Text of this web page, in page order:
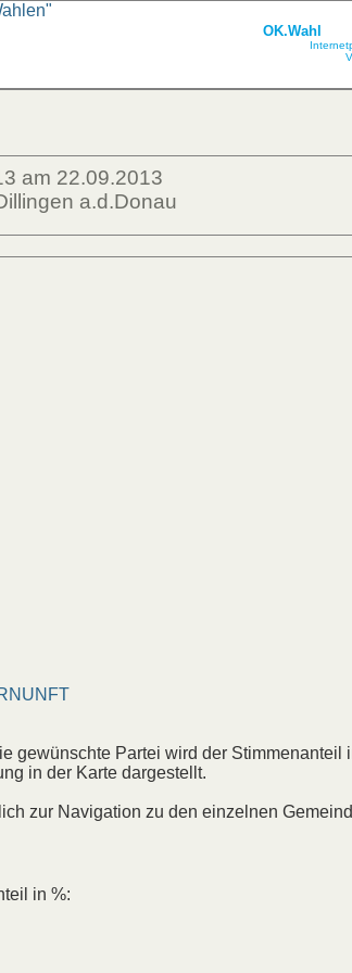
OK.Wahl
am 22.09.2013
a.d.Donau
gewünschte Partei wird der Stimmenanteil
in der Karte dargestellt.
zur Navigation zu den einzelnen
in %: